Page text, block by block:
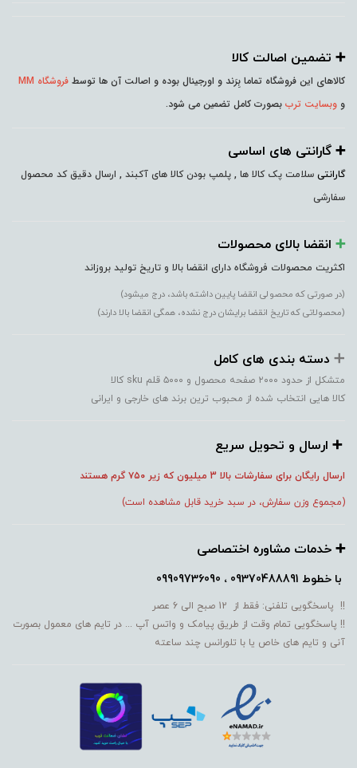
➕️ تضمین اصالت کالا
کالاهای این فروشگاه تماما بِرَند و اورجینال بوده و اصالت آن ها توسط فروشگاه MM
و وبسایت ترب بصورت کامل تضمین می شود.
➕️ گارانتی های اساسی
گارانتی سلامت پک کالا ها , پلمپ بودن کالا های آکبند , ارسال دقیق کد محصول
سفارشی
➕️ انقضا بالای محصولات
اکثریت محصولات فروشگاه دارای انقضا بالا و تاریخ تولید بروزاند
(در صورتی که محصولی انقضا پایین داشته باشد، درج میشود)
(محصولاتی که تاریخ انقضا برایشان درج نشده، همگی انقضا بالا دارند)
➕️ دسته بندی های کامل
متشکل از حدود ۲۰۰۰ صفحه محصول و ۵۰۰۰ قلم sku کالا
کالا هایی انتخاب شده از محبوب ترین برند های خارجی و ایرانی
➕️ ارسال و تحویل سریع
ارسال رایگان برای سفارشات بالا 3 میلیون که زیر ۷۵۰ گرم هستند
(مجموع وزن سفارش، در سبد خرید قابل مشاهده است)
➕️ خدمات مشاوره اختصاصی
با خطوط 09370488891 ، 09909736090
!! پاسخگویی تلفنی: فقط از 12 صبح الی 6 عصر
!! پاسخگویی تمام وقت از طریق پیامک و واتس آپ ... در تایم های معمول بصورت
آنی و تایم های خاص یا با تلورانس چند ساعته